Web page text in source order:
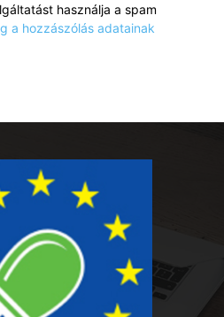
használja a spam
a hozzászólás adatainak